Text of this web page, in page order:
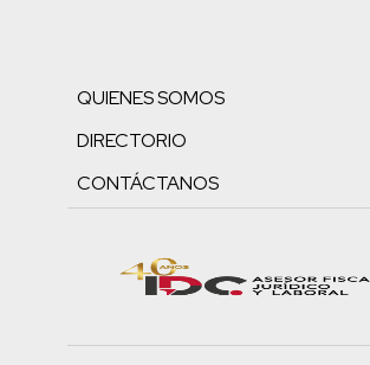
QUIENES SOMOS
DIRECTORIO
CONTÁCTANOS